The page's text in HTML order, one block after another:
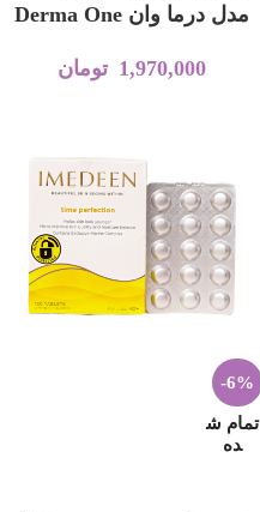
مدل درما وان Derma One
1,970,000 تومان
-6%
تمام ش
ده